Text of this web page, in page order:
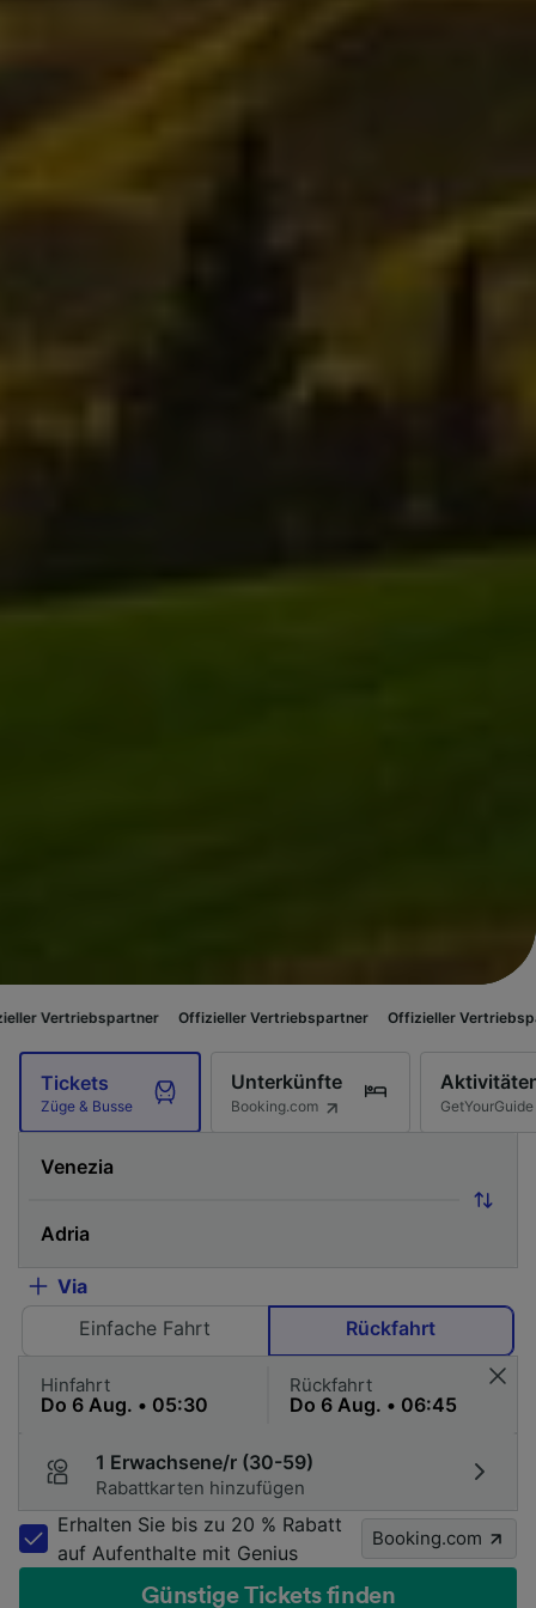
Offizieller Vertriebspartner Offizieller Vertriebspartner
Tickets
Züge & Busse
Unterkünfte
Booking.com GetYourGuide
Via
Einfache Fahrt
Rückfahrt
Hinfahrt Rückfahrt
1 Erwachsene/r (30-59)
Rabattkarten hinzufügen
Erhalten Sie bis zu 20 % Rabatt
auf Aufenthalte mit Genius
Booking.com
Günstige Tickets finden